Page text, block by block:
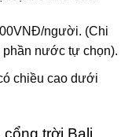
người. (Chi
phần nước tự chọn).
chiều cao dưới
trời Bali